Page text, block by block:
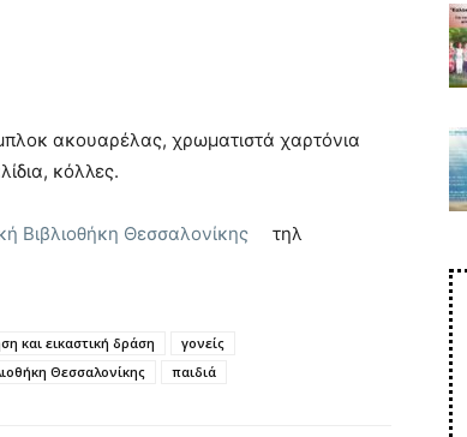
ακουαρέλας, χρωματιστά χαρτόνια
κόλλες.
Βιβλιοθήκη Θεσσαλονίκης τηλ
και εικαστική δράση
γονείς
Θεσσαλονίκης παιδιά